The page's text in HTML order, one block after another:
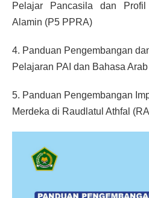
Pelajar Pancasila dan
Alamin (P5 PPRA)
4. Panduan Pengembangan
Pelajaran PAI dan Bahasa Arab
5. Panduan Pengembangan
Merdeka di Raudlatul Athfal